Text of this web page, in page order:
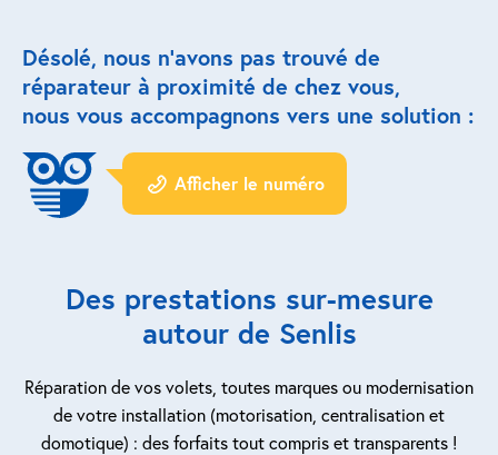
Réparation porte de garage
Modernisation et domotique
Centralisation volets roulants
Motoriser un volet roulant
Prestations ad-hoc
QUI SOMMES-NOUS ?
Désolé, nous n’avons pas trouvé de
réparateur à proximité de chez vous,
nous vous accompagnons vers une solution :
Afficher le numéro
Des prestations sur-mesure
autour de Senlis
Réparation de vos volets, toutes marques ou modernisation
de votre installation (motorisation, centralisation et
domotique) : des forfaits tout compris et transparents !